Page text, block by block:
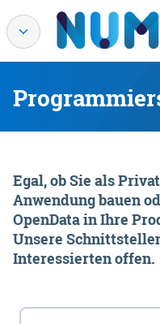
Egal, ob Sie als
Anwendung bauen
OpenData in Ihre
Unsere
Interessierten offen.